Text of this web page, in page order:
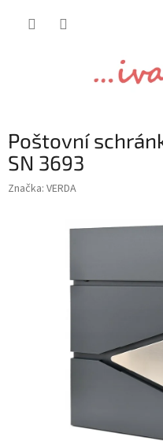
Poštovní
SN 3693
Značka: VERDA